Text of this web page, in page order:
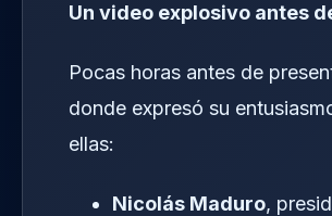
Un video explosivo antes
Pocas horas antes de
donde expresó su
ellas:
Nicolás Maduro,